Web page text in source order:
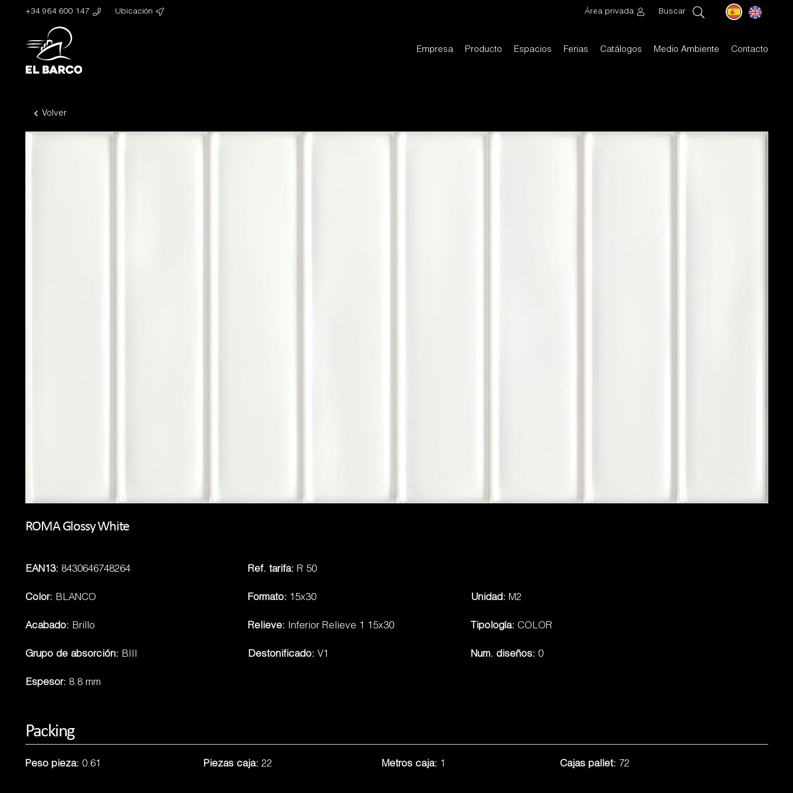
+34 964 600 147 Ubicación Área privada Buscar
Empresa Producto Espacios Ferias Catálogos Medio Ambiente Contacto
Volver
ROMA Glossy White
EAN13: 8430646748264 Ref. tarifa:R 50
Color: BLANCO Formato: 15x30 Unidad: M2
Acabado: Brillo Relieve: Inferior Relieve 1 15x30 Tipología: COLOR
Grupo de absorción: BIII Destonificado: V1 Num. diseños: 0
Espesor: 8.8 mm
Packing
Peso pieza: 0.61 Piezas caja: 22 Metros caja: 1 Cajas pallet: 72